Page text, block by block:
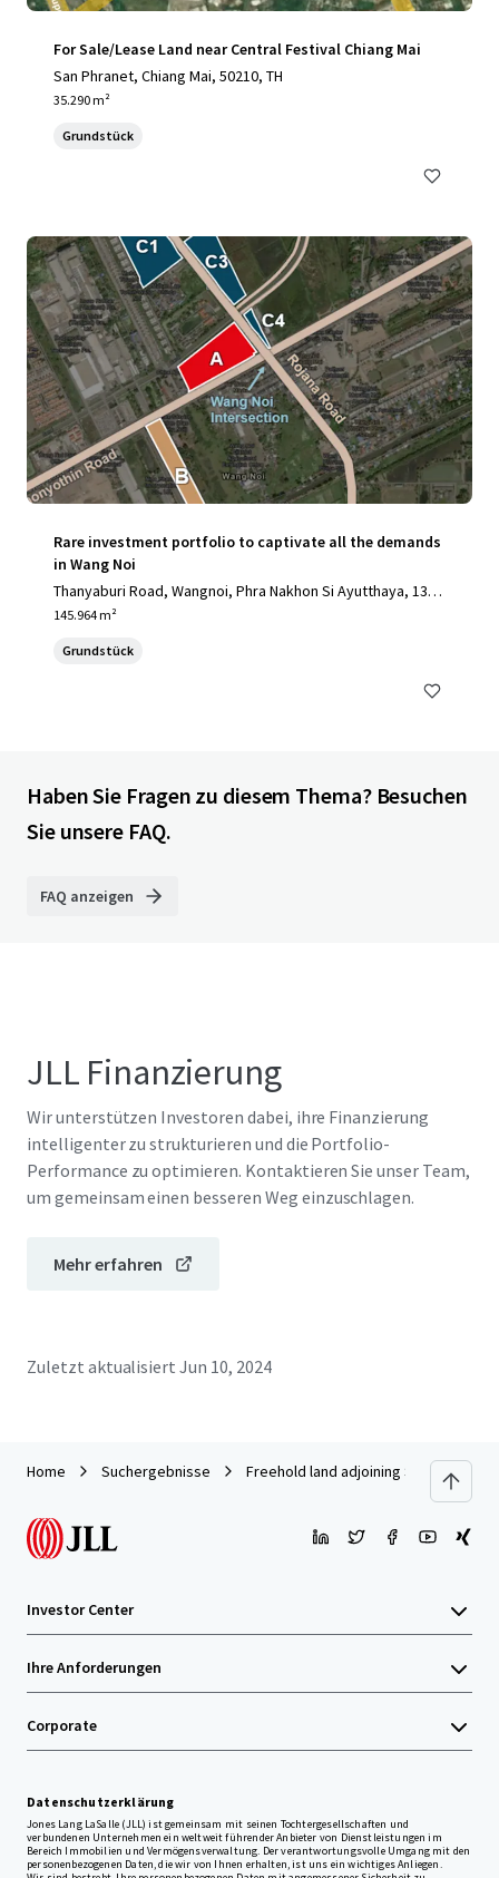
For Sale/Lease Land near Central Festival Chiang Mai
San Phranet, Chiang Mai, 50210, TH
35.290 m²
Grundstück
Rare investment portfolio to captivate all the demands
in Wang Noi
Thanyaburi Road, Wangnoi, Phra Nakhon Si Ayutthaya, 1317
0, TH
145.964 m²
Grundstück
Haben Sie Fragen zu diesem Thema? Besuchen
Sie unsere FAQ.
FAQ anzeigen
JLL Finanzierung
Wir unterstützen Investoren dabei, ihre Finanzierung
intelligenter zu strukturieren und die Portfolio-
Performance zu optimieren. Kontaktieren Sie unser Team,
um gemeinsam einen besseren Weg einzuschlagen.
Mehr erfahren
Zuletzt aktualisiert Jun 10, 2024
Home Suchergebnisse Freehold land adjoining Saphan Khwai
Investor Center
Ihre Anforderungen
Corporate
Datenschutzerklärung
Jones Lang LaSalle (JLL) ist gemeinsam mit seinen Tochtergesellschaften und
verbundenen Unternehmen ein weltweit führender Anbieter von Dienstleistungen im
Bereich Immobilien und Vermögensverwaltung. Der verantwortungsvolle Umgang mit den
personenbezogenen Daten, die wir von Ihnen erhalten, ist uns ein wichtiges Anliegen.